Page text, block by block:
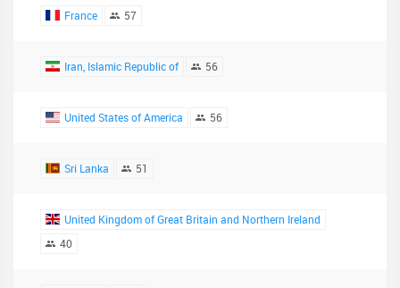
France 57
Iran, Islamic Republic of 56
United States of America 56
Sri Lanka 51
United Kingdom of Great Britain and Northern Ireland
40